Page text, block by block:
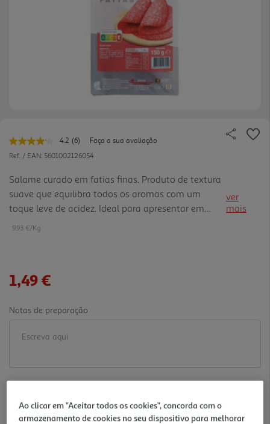
4.2 Leu
6
para
a
mesma
página.
(6)
Faça a sua avaliação
Ref. / EAN: 5601002126054
Salame curado em fatias finas. Produto de textura
suave que equilibra todos os aromas com um
toque leve de acidez. Ideal para apresentar em
tábuas de frios e/ ou degustar em sanduíches e
ver
mais
9.93 €/Kg
1,49 €
Notas de preparação
Ao clicar em "Aceitar todos os cookies", concorda com o
armazenamento de cookies no seu dispositivo para melhorar